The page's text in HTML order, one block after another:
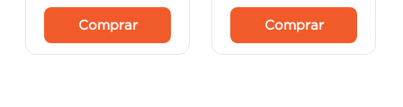
Comprar Comprar